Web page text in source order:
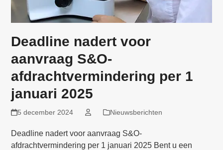
Deadline nadert voor
aanvraag S&O-
afdrachtvermindering per 1
januari 2025
5 december 2024 Nieuwsberichten
Deadline nadert voor aanvraag S&O-
afdrachtvermindering per 1 januari 2025 Bent u een